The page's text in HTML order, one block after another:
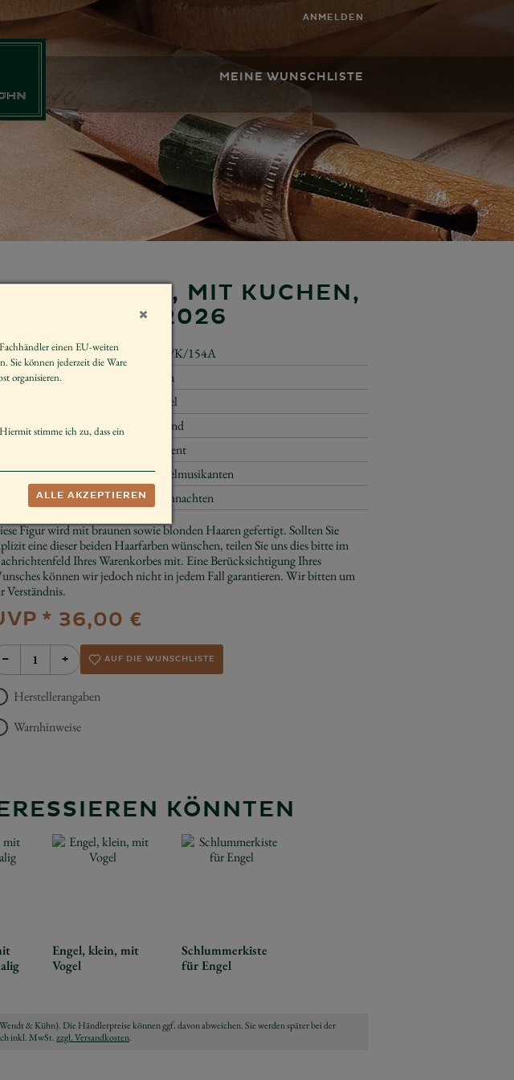
ANMELDEN
MEINE WUNSCHLISTE
KLEIN, MIT KUCHEN,
LETZTMALIG 2026
650/K/154A
der Figur / Spieldose
4 cm
Engel
sitzend
Advent
Engelmusikanten
Schenken
Weihnachten
Figur wird mit braunen sowie blonden Haaren gefertigt. Sollten Sie
eine dieser beiden Haarfarben wünschen, teilen Sie uns dies bitte im
Ihres Warenkorbes mit. Eine Berücksichtigung Ihres
können wir jedoch nicht in jedem Fall garantieren. Wir bitten um
Verständnis.
* 36,00 €
− + AUF DIE WUNSCHLISTE
Herstellerangaben
Warnhinweise
KÖNNTEN
Engel, klein, mit
Vogel
Schlummerkiste
für Engel
& Kühn). Die Händlerpreise können ggf. davon abweichen. Sie werden später bei der
inkl. MwSt.zzgl. Versandkosten.
einen EU-weiten
Sie können jederzeit die Ware
organisieren.
stimme ich zu, dass ein
ALLE AKZEPTIEREN